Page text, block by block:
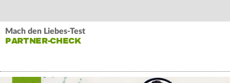
Mach den Liebes-Test
PARTNER-CHECK